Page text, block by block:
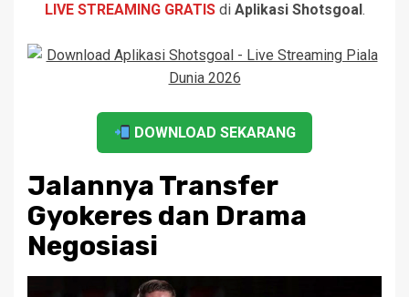
LIVE STREAMING GRATISdi Aplikasi Shotsgoal.
DOWNLOAD SEKARANG
Jalannya Transfer
Gyokeres dan Drama
Negosiasi